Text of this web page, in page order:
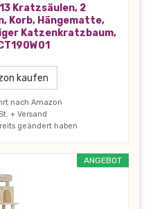
Kratzsäulen, 2
Korb, Hängematte,
Katzenkratzbaum,
kaufen
nach Amazon
+ Versand
geändert haben
ANGEBOT